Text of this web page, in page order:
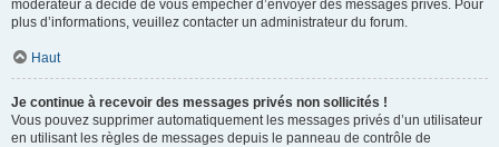
modérateur a décidé de vous empêcher d’envoyer des messages privés. Pour
plus d’informations, veuillez contacter un administrateur du forum.
Haut
Je continue à recevoir des messages privés non sollicités !
Vous pouvez supprimer automatiquement les messages privés d’un utilisateur
en utilisant les règles de messages depuis le panneau de contrôle de